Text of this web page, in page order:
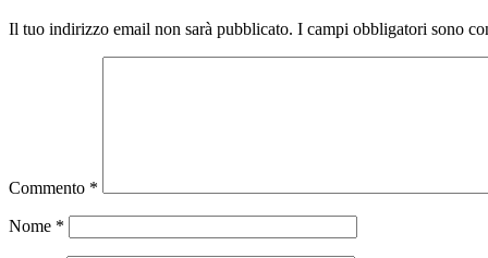
Il tuo indirizzo email non sarà pubblicato. I campi obbligatori sono
Commento *
Nome *